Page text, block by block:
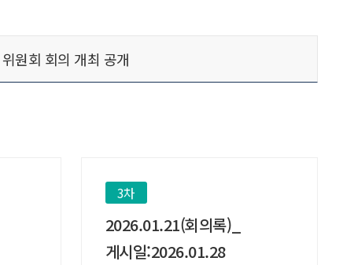
위원회 회의 개최 공개
3차
2026.01.21(회의록)_
게시일:2026.01.28